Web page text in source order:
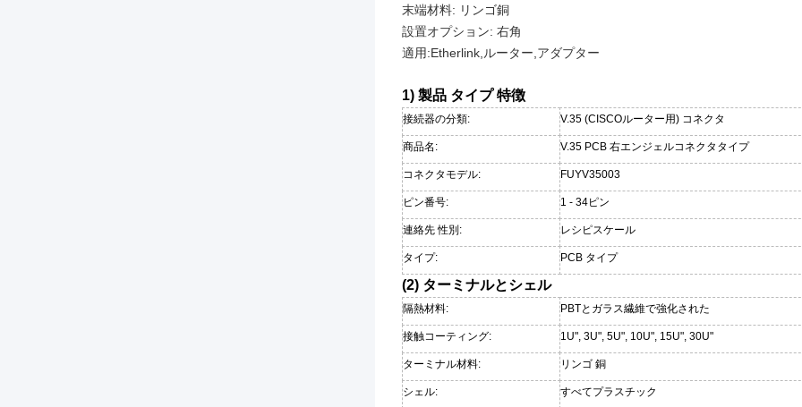
末端材料: リンゴ銅
設置オプション: 右角
適用:Etherlink,ルーター,アダプター
1) 製品 タイプ 特徴
接続器の分類: V.35 (CISCOルーター用) コネクタ
商品名: V.35 PCB 右エンジェルコネクタタイプ
コネクタモデル: FUYV35003
ピン番号: 1 - 34ピン
連絡先 性別: レシピスケール
タイプ: PCB タイプ
(2) ターミナルとシェル
隔熱材料: PBTとガラス繊維で強化された
接触コーティング: 1U", 3U", 5U", 10U", 15U", 30U"
ターミナル材料: リンゴ 銅
シェル: すべてプラスチック